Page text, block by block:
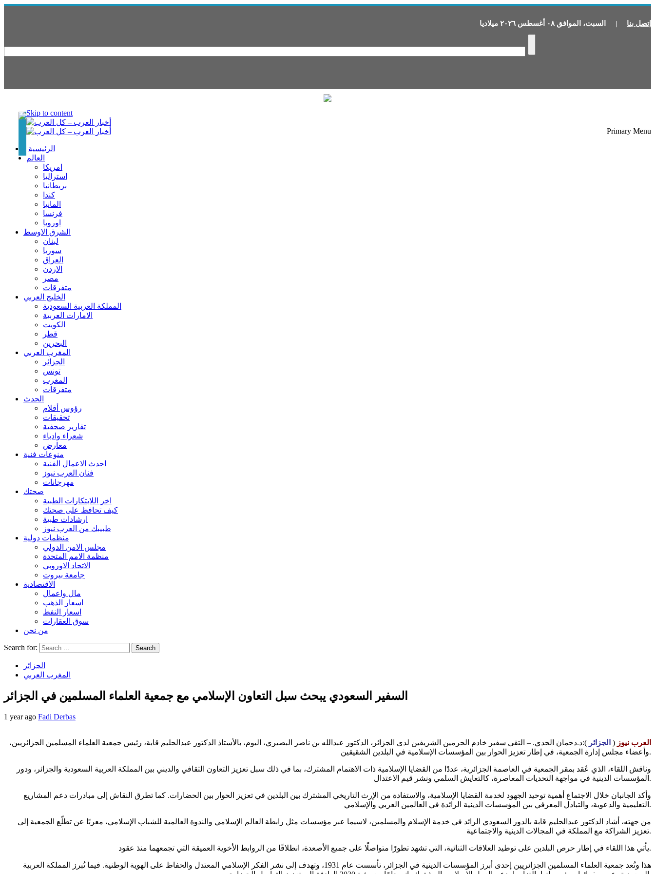
إتصل بنا | السبت، الموافق ٠٨ أغسطس ٢٠٢٦ ميلاديا
Skip to content
Primary Menu
الرئيسية
العالم
امريكا
استراليا
بريطانيا
كندا
المانيا
فرنسا
اوروبا
الشرق الاوسط
لبنان
سوريا
العراق
الاردن
مصر
متفرقات
الخليج العربي
المملكة العربية السعودية
الامارات العربية
الكويت
قطر
البحرين
المغرب العربي
الجزائر
تونس
المغرب
متفرقات
الحدث
رؤوس أقلام
تحقيقات
تقارير صحفية
شعراء وادباء
معارض
منوعات فنية
احدث الاعمال الفنية
فنان العرب نيوز
مهرجانات
صحتك
اخر اللابتكارات الطبية
كيف تحافظ على صحتك
ارشادات طبية
طبيبك من العرب نيوز
منظمات دولية
مجلس الامن الدولي
منظمة الامم المتحدة
الاتحاد الاوروبي
جامعة بيروت
الاقتصادية
مال واعمال
اسعار الذهب
اسعار النفط
سوق العقارات
من نحن
Search for:
الجزائر
المغرب العربي
السفير السعودي يبحث سبل التعاون الإسلامي مع جمعية العلماء المسلمين في الجزائر
1 year ago Fadi Derbas
العرب نيوز ( الجزائر ):د.دحمان الحدي. – التقى سفير خادم الحرمين الشريفين لدى الجزائر، الدكتور عبدالله بن ناصر البصيري، اليوم، بالأستاذ الدكتور عبدالحليم قابة، رئيس جمعية العلماء المسلمين الجزائريين،
وأعضاء مجلس إدارة الجمعية، في إطار تعزيز الحوار بين المؤسسات الإسلامية في البلدين الشقيقين.
وناقش اللقاء، الذي عُقد بمقر الجمعية في العاصمة الجزائرية، عددًا من القضايا الإسلامية ذات الاهتمام المشترك، بما في ذلك سبل تعزيز التعاون الثقافي والديني بين المملكة العربية السعودية والجزائر، ودور
المؤسسات الدينية في مواجهة التحديات المعاصرة، كالتعايش السلمي ونشر قيم الاعتدال.
وأكد الجانبان خلال الاجتماع أهمية توحيد الجهود لخدمة القضايا الإسلامية، والاستفادة من الإرث التاريخي المشترك بين البلدين في تعزيز الحوار بين الحضارات. كما تطرق النقاش إلى مبادرات دعم المشاريع
التعليمية والدعوية، والتبادل المعرفي بين المؤسسات الدينية الرائدة في العالمين العربي والإسلامي.
من جهته، أشاد الدكتور عبدالحليم قابة بالدور السعودي الرائد في خدمة الإسلام والمسلمين، لاسيما عبر مؤسسات مثل رابطة العالم الإسلامي والندوة العالمية للشباب الإسلامي، معربًا عن تطلّع الجمعية إلى
تعزيز الشراكة مع المملكة في المجالات الدينية والاجتماعية.
يأتي هذا اللقاء في إطار حرص البلدين على توطيد العلاقات الثنائية، التي تشهد تطورًا متواصلًا على جميع الأصعدة، انطلاقًا من الروابط الأخوية العميقة التي تجمعهما منذ عقود.
هذا وتُعد جمعية العلماء المسلمين الجزائريين إحدى أبرز المؤسسات الدينية في الجزائر، تأسست عام 1931، وتهدف إلى نشر الفكر الإسلامي المعتدل والحفاظ على الهوية الوطنية. فيما تُبرز المملكة العربية